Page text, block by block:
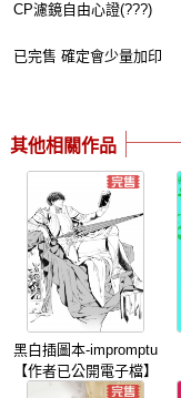
CP濾鏡自由心證(???)
已完售 確定會少量加印
其他相關作品
黑白插圖本-impromptu
【作者已公開電子檔】